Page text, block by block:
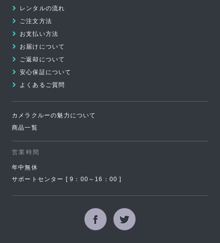
レンタルの流れ
ご注文方法
お支払い方法
お届けについて
ご返却について
安心保証について
よくあるご質問
カメラクルーの魅力について
商品一覧
営業時間
年中無休
サポートセンター [ 9：00～16：00 ]